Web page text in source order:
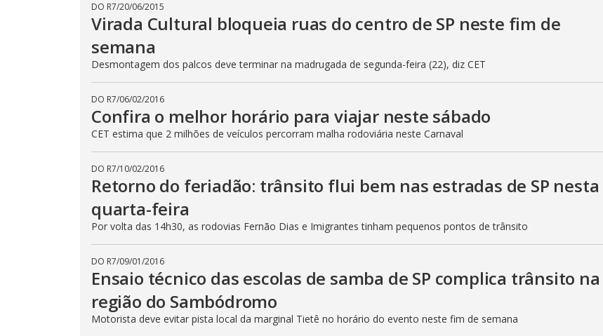
DO R7/20/06/2015
Virada Cultural bloqueia ruas do centro de SP neste fim de
semana
Desmontagem dos palcos deve terminar na madrugada de segunda-feira (22), diz CET
DO R7/06/02/2016
Confira o melhor horário para viajar neste sábado
CET estima que 2 milhões de veículos percorram malha rodoviária neste Carnaval
DO R7/10/02/2016
Retorno do feriadão: trânsito flui bem nas estradas de SP nesta
quarta-feira
Por volta das 14h30, as rodovias Fernão Dias e Imigrantes tinham pequenos pontos de trânsito
DO R7/09/01/2016
Ensaio técnico das escolas de samba de SP complica trânsito na
região do Sambódromo
Motorista deve evitar pista local da marginal Tietê no horário do evento neste fim de semana